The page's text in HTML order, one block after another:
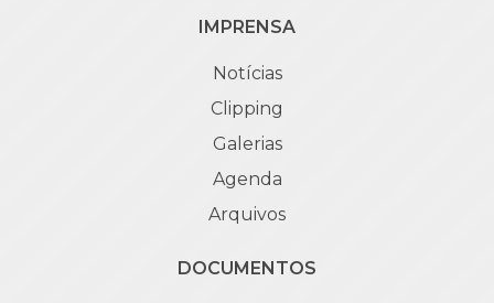
IMPRENSA
Notícias
Clipping
Galerias
Agenda
Arquivos
DOCUMENTOS